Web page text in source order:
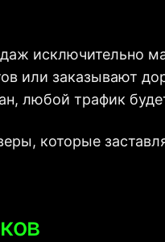
исключительно
или заказывают
любой трафик
которые